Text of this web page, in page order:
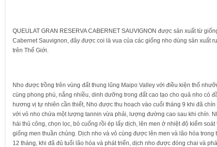
QUEULAT GRAN RESERVA CABERNET SAUVIGNON được sản xuất từ
Cabernet Sauvignon, đây được coi là vua của các giống nho dùng sản xuất
trên Thế Giới.
Nho được trồng trên vùng đất thung lũng Maipo Valley với điều kiện thổ
cùng phong phú, nắng nhiều, dinh dưỡng trong đất cao tạo cho quả nho có
hương vị tự nhiên cần thiết, Nho được thu hoạch vào cuối tháng 9 khi đã chín
với vỏ nho chứa một lượng tannin vừa phải, lượng đường cao sau khi chín.
hái thủ công, chọn lọc, bỏ cuống rồi ép lấy dịch, lên men ở nhiệt độ kiểm soát
giống men thuần chủng. Dịch nho và vỏ cùng được lên men và lão hóa trong
12 tháng, khi đã đủ tuổi lão hóa và phát triển, dịch nho được đóng chai và